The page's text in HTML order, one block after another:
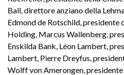
Ball, direttore anziano della
Edmond de Rotschild, presidente
Holding, Marcus Wallenberg,
Enskilda Bank, Léon Lambert,
Lambert, Pierre Dreyfus,
Wolff von Amerongen,